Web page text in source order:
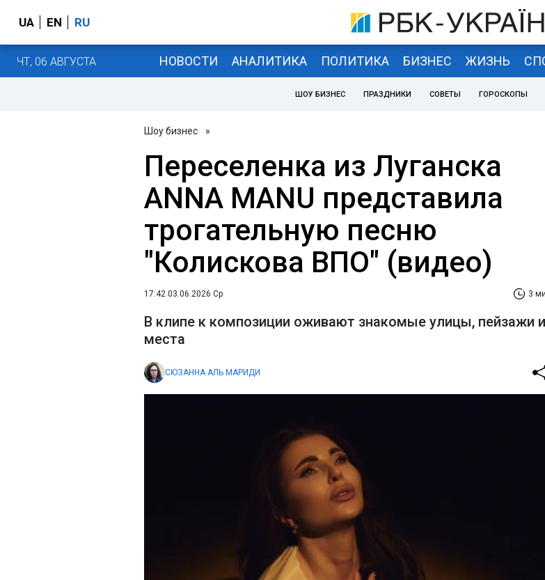
UA EN RU
ЧТ, 06 АВГУСТА НОВОСТИ АНАЛИТИКА ПОЛИТИКА БИЗНЕС ЖИЗНЬ
ШОУ БИЗНЕС ПРАЗДНИКИ СОВЕТЫ ГОРОСКОПЫ
Шоу бизнес »
Переселенка из Луганска
ANNA MANU представила
трогательную песню
"Колискова ВПО" (видео)
17:42 03.06.2026 Ср 3
В клипе к композиции оживают знакомые улицы, пейзажи и
места
СЮЗАННА АЛЬ МАРИДИ